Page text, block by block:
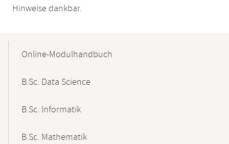
Hinweise dankbar.
NavigationOnline-Modulhandbuch
B.Sc. Data Science
B.Sc. Informatik
B.Sc. Mathematik